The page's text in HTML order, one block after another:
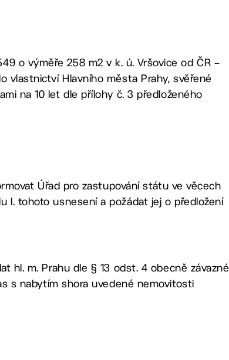
o výměře 258 m2 v k. ú. Vršovice od ČR –
vlastnictví Hlavního města Prahy, svěřené
na 10 let dle přílohy č. 3 předloženého
Úřad pro zastupování státu ve věcech
I. tohoto usnesení a požádat jej o předložení
hl. m. Prahu dle § 13 odst. 4 obecně závazné
s nabytím shora uvedené nemovitosti